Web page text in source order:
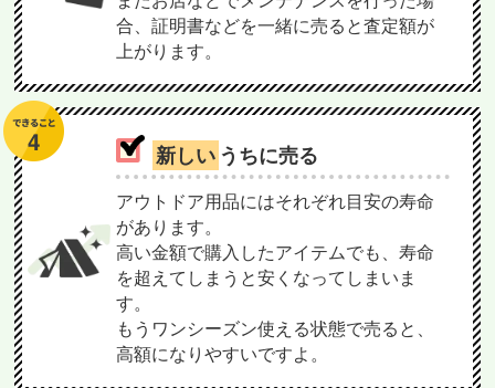
合、証明書などを一緒に売ると査定額が
上がります。
新しい うちに売る
アウトドア用品にはそれぞれ目安の寿命
があります。
高い金額で購入したアイテムでも、寿命
を超えてしまうと安くなってしまいま
す。
もうワンシーズン使える状態で売ると、
高額になりやすいですよ。